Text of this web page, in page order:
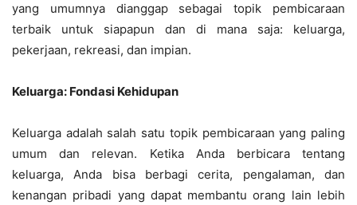
yang umumnya dianggap sebagai topik pembicaraan
terbaik untuk siapapun dan di mana saja: keluarga,
pekerjaan, rekreasi, dan impian.
Keluarga: Fondasi Kehidupan
Keluarga adalah salah satu topik pembicaraan yang paling
umum dan relevan. Ketika Anda berbicara tentang
keluarga, Anda bisa berbagi cerita, pengalaman, dan
kenangan pribadi yang dapat membantu orang lain lebih